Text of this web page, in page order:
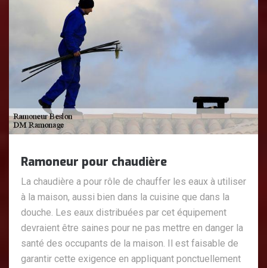
Ramoneur pour chaudière
La chaudière a pour rôle de chauffer les eaux à utiliser
à la maison, aussi bien dans la cuisine que dans la
douche. Les eaux distribuées par cet équipement
devraient être saines pour ne pas mettre en danger la
santé des occupants de la maison. Il est faisable de
garantir cette exigence en appliquant ponctuellement